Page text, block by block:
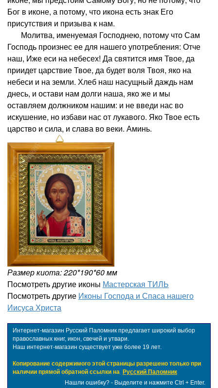
Бог в иконе, а потому, что икона есть знак Его
присутствия и призыва к нам.
Молитва, именуемая Господнею, потому что Сам
Господь произнес ее для нашего употребления: Отче
наш, Иже еси на небесех! Да святится имя Твое, да
приидет царствие Твое, да будет воля Твоя, яко на
небеси и на земли. Хлеб наш насущный даждь нам
днесь, и остави нам долги наша, яко же и мы
оставляем должником нашим: и не введи нас во
искушение, но избави нас от лукавого. Яко Твое есть
царство и сила, и слава во веки. Аминь.
Размер киота: 220*190*60 мм
Посмотреть другие иконы Мастерская ТИЛЬ
Посмотреть другие Иконы Господа и Спаса нашего
Иисуса Христа
Интернет-магазин Русский Паломник предлагает широкий выбор
православных книг, икон, свечей и утвари.
Наш интернет-магазин существует уже более 19 лет.
Копирование содержимого этой страницы разрешено только при
наличии прямой обратной ссылки на Русский Паломник
Нашли ошибку? - Выделите и нажмите Ctrl + Enter.